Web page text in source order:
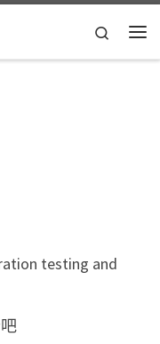
Search
testing and